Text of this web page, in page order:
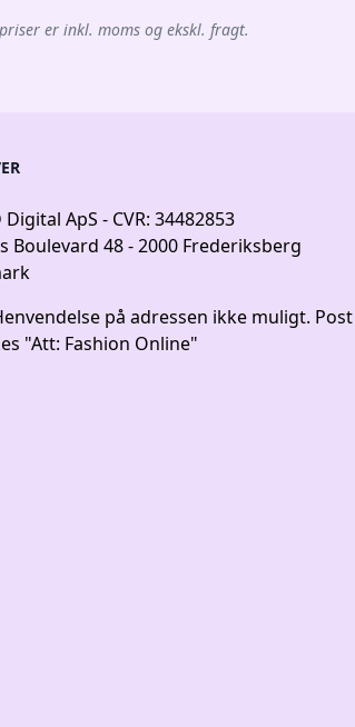
er inkl. moms og ekskl. fragt.
Digital ApS - CVR: 34482853
Boulevard 48 - 2000 Frederiksberg
på adressen ikke muligt. Post
"Att: Fashion Online"